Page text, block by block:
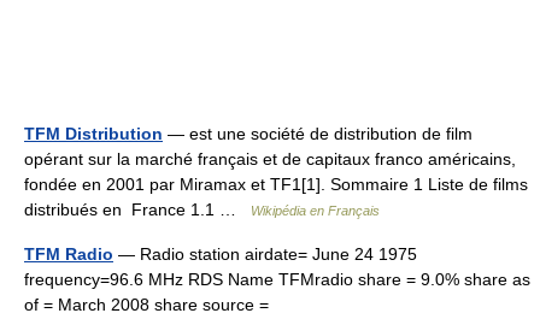
TFM Distribution — est une société de distribution de film
opérant sur la marché français et de capitaux franco américains,
fondée en 2001 par Miramax et TF1[1]. Sommaire 1 Liste de films
distribués en France 1.1 …
Wikipédia en Français
TFM Radio — Radio station airdate= June 24 1975
frequency=96.6 MHz RDS Name TFMradio share = 9.0% share as
of = March 2008 share source =